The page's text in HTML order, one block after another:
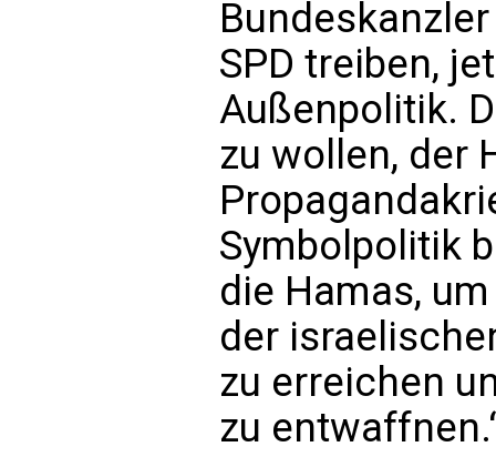
SPD treiben,
Außenpolitik.
zu wollen, der
Symbolpolitik
die Hamas,
der
zu erreichen
zu